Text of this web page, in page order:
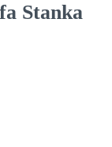
Stanka